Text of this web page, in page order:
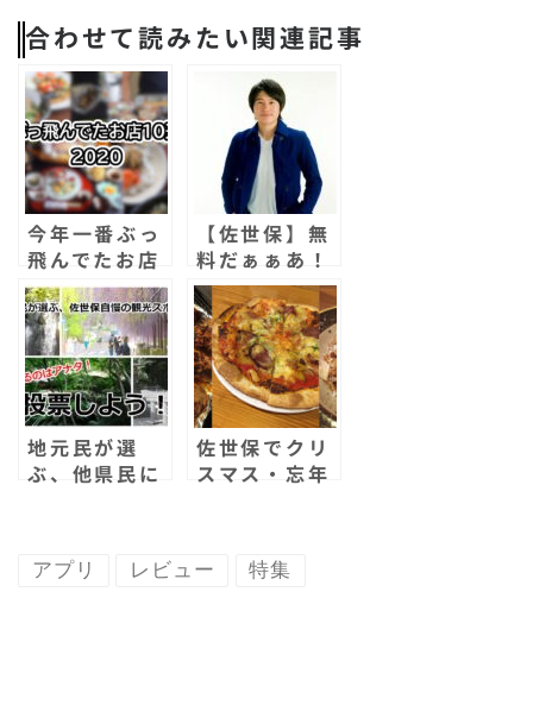
a
c
e
b
o
o
k
w
it
t
e
r
n
e
e
s
g
e
m
a
il
li
p
o
a
r
d
o
c
合わせて読みたい関連記事
今年一番ぶっ
飛んでたお店
10選！佐世保
を取材し続け
たさせぼナビ
が選ぶ2020
年の衝撃店舗
はコレだ！
【佐世保】無
料だぁぁあ！
佐世保出身で
在住！「みの
るcafe」で
「村島佳佑」
さんが歌いま
すー！
地元民が選
ぶ、他県民に
ポット！投票
受付中！決め
佐世保でクリ
スマス・忘年
アプリ レビュー 特集